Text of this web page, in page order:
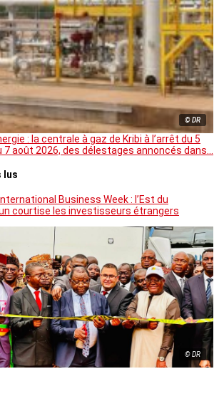
© DR
: la centrale à gaz de Kribi à l’arrêt du 5
7 août 2026, des délestages annoncés dans…
lus
Business Week : l’Est du
courtise les investisseurs étrangers
© DR